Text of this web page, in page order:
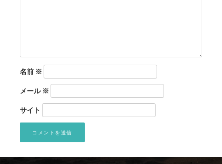
名前 ※
メール※
サイト